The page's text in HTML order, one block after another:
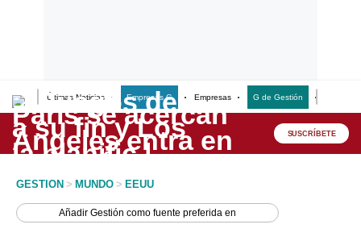
Últimas Noticias Empresas G Empresas G de Gestión
Lo último
Peru Quiosco SUSCRÍBETE
GESTION > MUNDO > EEUU
AñadirGestión como fuente preferida en